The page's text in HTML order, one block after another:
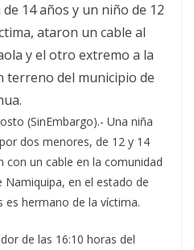
14 años y un niño de 12
ataron un cable al
y el otro extremo a la
terreno del municipio de
(SinEmbargo).- Una niña
dos menores, de 12 y 14
con un cable en la comunidad
Namiquipa, en el estado de
es hermano de la víctima.
de las 16:10 horas del